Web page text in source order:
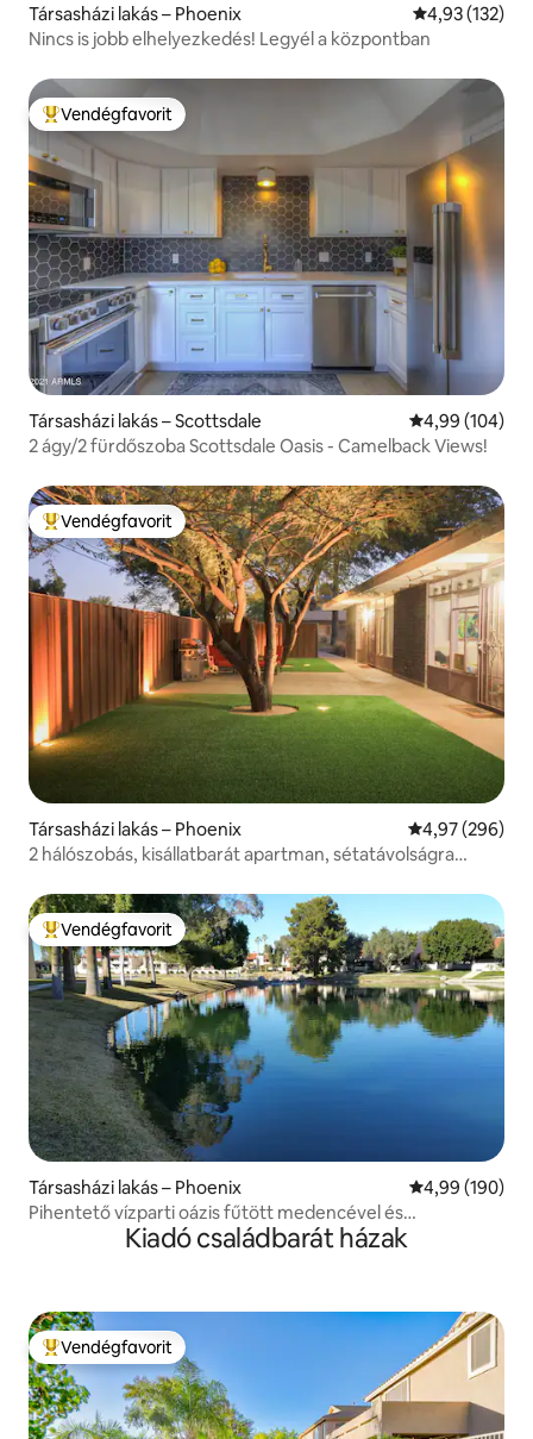
Társasházi lakás – Phoenix Átlagos
4,93 (132)
Nincs is jobb elhelyezkedés! Legyél a központban
Kiemelt vendégfavorit
Vendégfavorit
Társasházi lakás – Scottsdale Átlagos
4,99 (104)
2 ágy/2 fürdőszoba Scottsdale Oasis - Camelback Views!
Kiemelt vendégfavorit
Vendégfavorit
Társasházi lakás – Phoenix Átlagos
4,97 (296)
2 hálószobás, kisállatbarát apartman, sétatávolságra
Kiemelt vendégfavorit
Vendégfavorit
Társasházi lakás – Phoenix Átlagos
4,99 (190)
Pihentető vízparti oázis fűtött medencével és
gyógyfürdővel, 3 hálószoba, 2 fürdőszoba
Kiadó családbarát házak
Kiemelt vendégfavorit
Vendégfavorit